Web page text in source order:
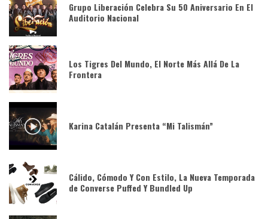
Grupo Liberación Celebra Su 50 Aniversario En El
Auditorio Nacional
Los Tigres Del Mundo, El Norte Más Allá De La
Frontera
Karina Catalán Presenta “Mi Talismán”
Cálido, Cómodo Y Con Estilo, La Nueva Temporada
de Converse Puffed Y Bundled Up